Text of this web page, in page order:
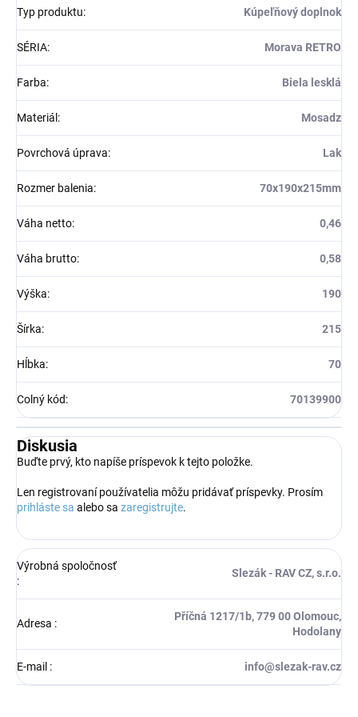
Typ produktu: Kúpeľňový doplnok
SÉRIA: Morava RETRO
Farba: Biela lesklá
Materiál : Mosadz
Povrchová úprava: Lak
Rozmer balenia: 70x190x215mm
Váha netto: 0,46
Váha brutto: 0,58
Výška: 190
Šírka: 215
Hĺbka: 70
Colný kód: 70139900
Diskusia
Buďte prvý, kto napíše príspevok k tejto položke.
Len registrovaní používatelia môžu pridávať príspevky. Prosím
prihláste sa alebo sa zaregistrujte.
Výrobná spoločnosť
:
Slezák - RAV CZ, s.r.o.
Adresa :
Příčná 1217/1b, 779 00 Olomouc,
Hodolany
E-mail : info@slezak-rav.cz